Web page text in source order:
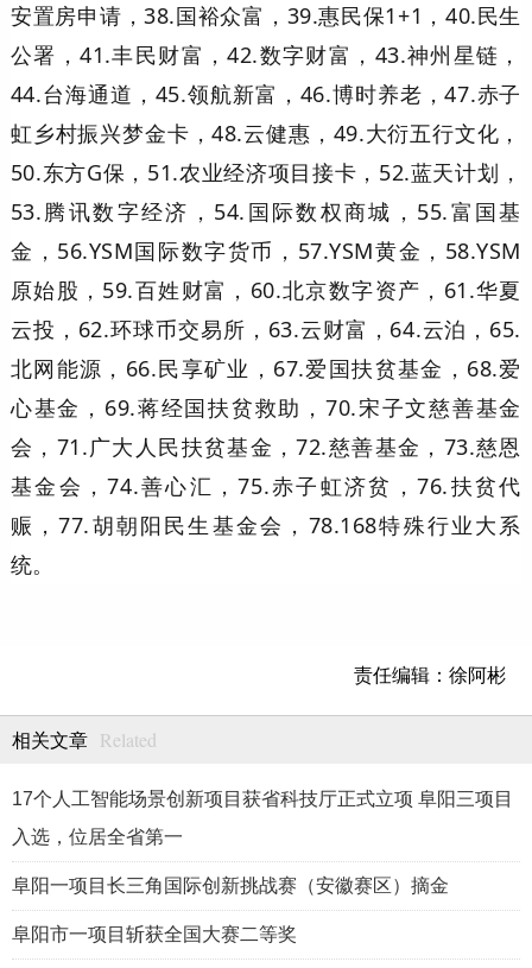
安置房申请，38.国裕众富，39.惠民保1+1，40.民生
公署，41.丰民财富，42.数字财富，43.神州星链，
44.台海通道，45.领航新富，46.博时养老，47.赤子
虹乡村振兴梦金卡，48.云健惠，49.大衍五行文化，
50.东方G保，51.农业经济项目接卡，52.蓝天计划，
53.腾讯数字经济，54.国际数权商城，55.富国基
金，56.YSM国际数字货币，57.YSM黄金，58.YSM
原始股，59.百姓财富，60.北京数字资产，61.华夏
云投，62.环球币交易所，63.云财富，64.云泊，65.
北网能源，66.民享矿业，67.爱国扶贫基金，68.爱
心基金，69.蒋经国扶贫救助，70.宋子文慈善基金
会，71.广大人民扶贫基金，72.慈善基金，73.慈恩
基金会，74.善心汇，75.赤子虹济贫，76.扶贫代
赈，77.胡朝阳民生基金会，78.168特殊行业大系
统。
责任编辑：徐阿彬
相关文章 Related
17个人工智能场景创新项目获省科技厅正式立项 阜阳三项目
入选，位居全省第一
阜阳一项目长三角国际创新挑战赛（安徽赛区）摘金
阜阳市一项目斩获全国大赛二等奖